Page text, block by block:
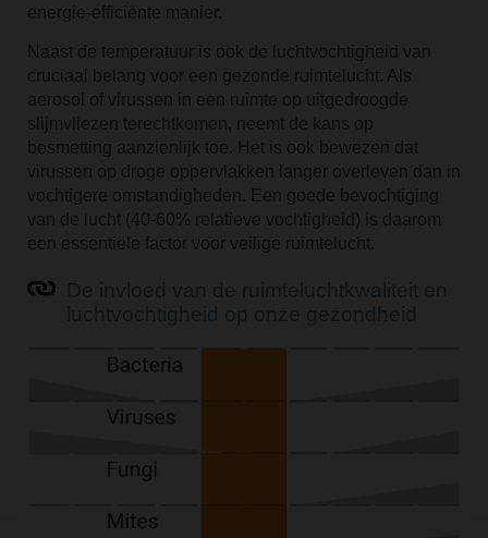
energie-efficiënte manier.
Naast de temperatuur is ook de luchtvochtigheid van
cruciaal belang voor een gezonde ruimtelucht. Als
aerosol of virussen in een ruimte op uitgedroogde
slijmvliezen terechtkomen, neemt de kans op
besmetting aanzienlijk toe. Het is ook bewezen dat
virussen op droge oppervlakken langer overleven dan in
vochtigere omstandigheden. Een goede bevochtiging
van de lucht (40-60% relatieve vochtigheid) is daarom
een essentiële factor voor veilige ruimtelucht.